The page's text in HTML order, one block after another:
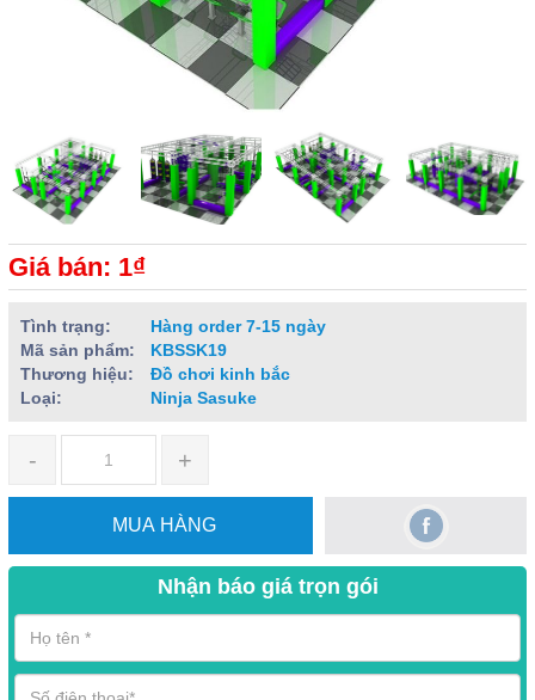
Giá bán: 1₫
Tình trạng:
Hàng order 7-15 ngày
Mã sản phẩm:
KBSSK19
Thương hiệu:
Đồ chơi kinh bắc
Loại:
Ninja Sasuke
- +
MUA HÀNG
Nhận báo giá trọn gói